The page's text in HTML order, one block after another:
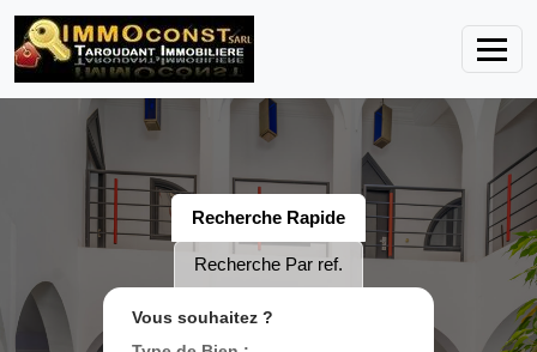
Recherche Rapide
Recherche Par ref.
Vous souhaitez ?